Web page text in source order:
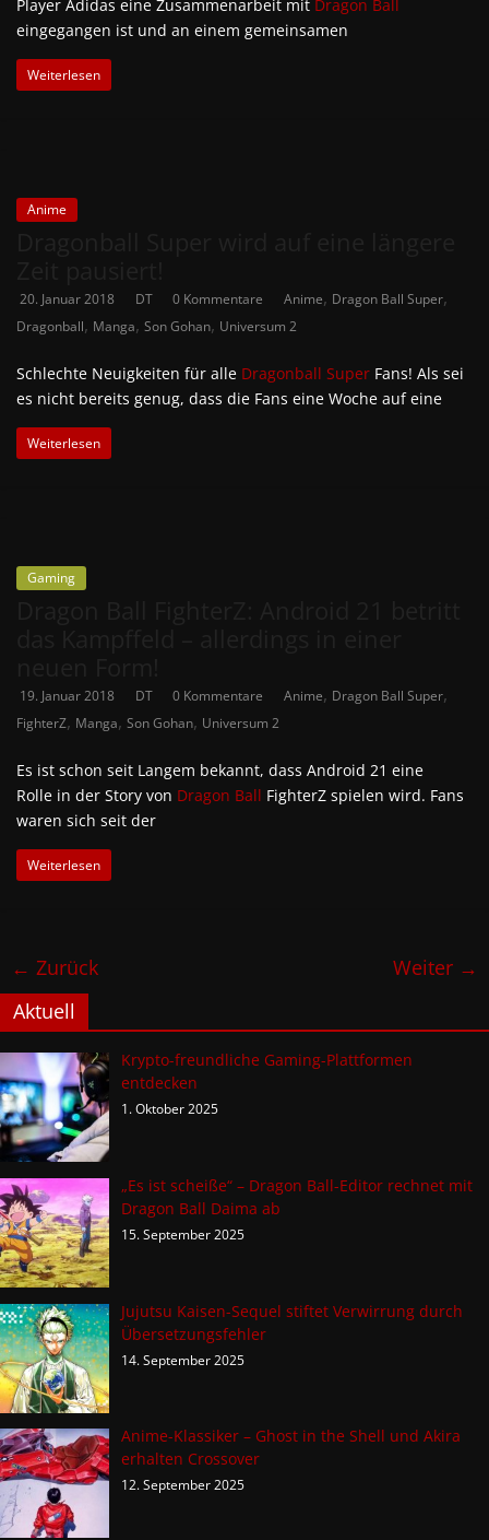
Player Adidas eine Zusammenarbeit mit Dragon Ball
eingegangen ist und an einem gemeinsamen
Weiterlesen
Anime
20. Januar 2018 DT 0 Kommentare Anime, Dragon Ball Super,
Dragonball, Manga, Son Gohan, Universum 2
Schlechte Neuigkeiten für alle Dragonball Super Fans! Als sei
es nicht bereits genug, dass die Fans eine Woche auf eine
Weiterlesen
Gaming
19. Januar 2018 DT 0 Kommentare Anime, Dragon Ball Super,
FighterZ, Manga, Son Gohan, Universum 2
Es ist schon seit Langem bekannt, dass Android 21 eine
Rolle in der Story von Dragon Ball FighterZ spielen wird. Fans
waren sich seit der
Weiterlesen
← Zurück
Weiter →
Aktuell
Krypto-freundliche Gaming-Plattformen
entdecken
1. Oktober 2025
„Es ist scheiße“ – Dragon Ball-Editor rechnet mit
Dragon Ball Daima ab
15. September 2025
Jujutsu Kaisen-Sequel stiftet Verwirrung durch
Übersetzungsfehler
14. September 2025
Anime-Klassiker – Ghost in the Shell und Akira
erhalten Crossover
12. September 2025